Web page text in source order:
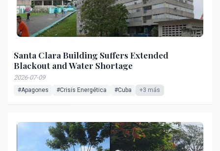
Santa Clara Building Suffers Extended
Blackout and Water Shortage
2026-07-09
#Apagones #Crisis Energética #Cuba +3 más